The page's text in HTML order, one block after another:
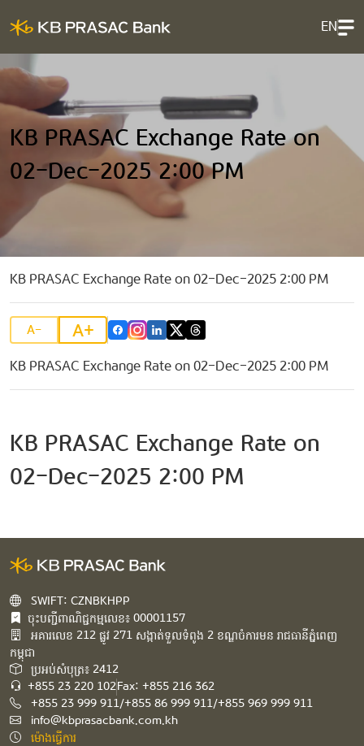
EN
KB PRASAC Exchange Rate on
02-Dec-2025 2:00 PM
KB PRASAC Exchange Rate on 02-Dec-2025 2:00 PM
A- A+
KB PRASAC Exchange Rate on 02-Dec-2025 2:00 PM
KB PRASAC Exchange Rate on
02-Dec-2025 2:00 PM
SWIFT: CZNBKHPP
ចុះបញ្ជីពាណិជ្ជកម្មលេខ៖ 00001157
អគារ​លេខ​ 212 ផ្លូវ 271 សង្កាត់ទួលទំពូង 2 ខណ្ឌចំការមន រាជធានីភ្នំពេញ
កម្ពុជា​
ប្រអប់សំបុត្រ៖ 2412
+855 23 220 102Fax: +855 216 362
+855 23 999 911/+855 86 999 911/+855 969 999 911
info@kbprasacbank.com.kh
ម៉ោងធ្វើការ